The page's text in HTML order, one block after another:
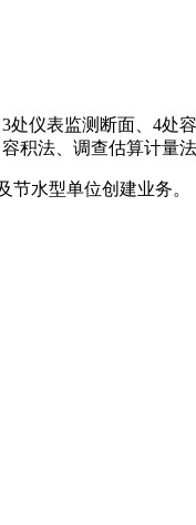
仪表监测断面、4处
积法、调查估算计量法
水型单位创建业务。